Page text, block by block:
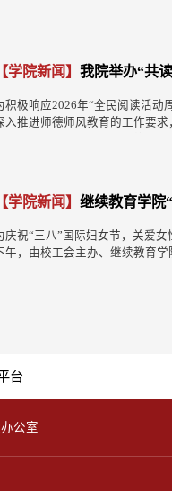
党日活动。山东
活动由党支部
子及业务骨干代
二十届中央委员
聚焦学术适应、语言提升与心理
名校。会上，中国科技金融促进
【学院新闻】我院举办“共读儒家核心经
积极响应2026年“全民阅读活动
入推进师德师风教育的工作要
哲学研究所所长、博士生导师赵
《共读传统文化典籍，以“师道”
【学院新闻】继续教育学院“关爱巾帼，健
庆祝“三八”国际妇女节，关爱
下午，由校工会主办、继续教育
体美全面发展，掌握本学科、本
基本技能，具有从事科学研究和
【通知公告】“情暖重阳·守护健
积极响应全国老龄办等部门关
扬中华民族孝亲敬老传统美德
【通知公告】关于2025年下半年高等教育自
据《山东大学高等学历继续教
施办法》，结合学校实际情况，
员基本培训第一次集中大
平总书记关于教育的重要论
化》为题，围绕教育的政
别是习近平总书记对“为谁培
学习教育材料，集体学习《习近
层工作方法论述摘编》有关篇目
【党建工作】继续教育学院
10日下午，继续教育学院党委
践行正确政绩观 推进继续教育
上的重要讲话精神。他带领大家
教育的文件精神与工作部署，对
【党建工作】继续教育学院组织收看庆祝
1日上午10时，庆祝中国共产
民大会堂隆重举行。中共中央总
台
公室